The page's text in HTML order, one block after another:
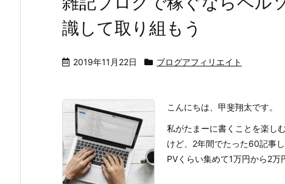
識して取り組もう
2019年11月22日 ブログアフィリエイト
こんにちは、甲斐翔太です。
私がたまーに書くことを楽し
けど、2年間でたった60記事
PVくらい集めて1万円から2万